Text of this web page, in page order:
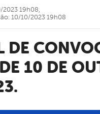
10 DE
2023 19h08,
10/10/2023 19h08